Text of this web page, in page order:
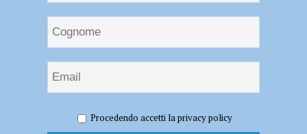
al centro vaccinale temperature troppo elevate: appuntamenti spostati
alla mattina
Procedendo accetti la privacy policy